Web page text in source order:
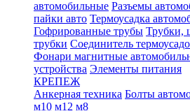
автомобильные Разъемы
пайки авто Термоусадка
Гофрированные трубы Трубки,
трубки Соединитель
Фонари магнитные
устройства Элементы питания
КРЕПЕЖ
Анкерная техника Болты
м10 м12 м8